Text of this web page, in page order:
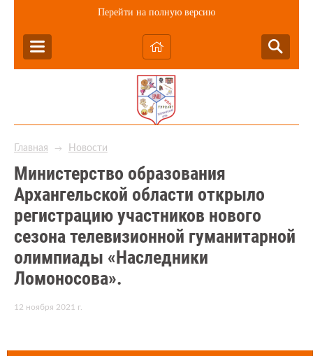
Перейти на полную версию
Главная → Новости
Министерство образования
Архангельской области открыло
регистрацию участников нового
сезона телевизионной гуманитарной
олимпиады «Наследники
Ломоносова».
12 ноября 2021 г.